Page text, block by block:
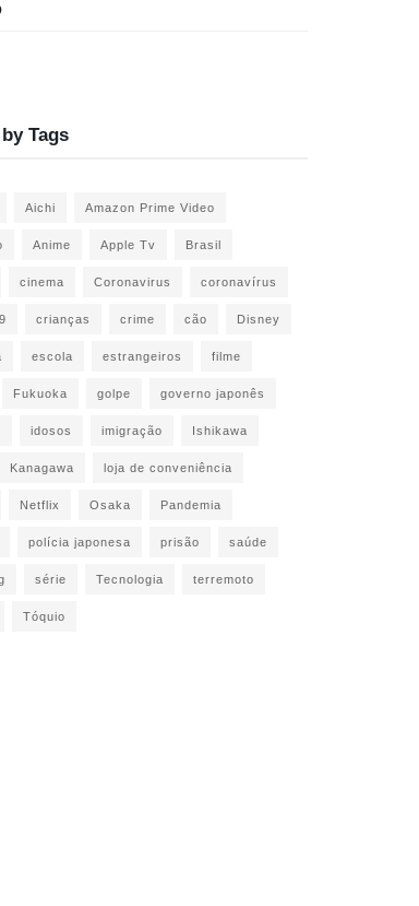
Tags
Aichi Amazon Prime Video
Anime Apple Tv Brasil
cinema Coronavirus coronavírus
crianças crime cão Disney
escola estrangeiros filme
Fukuoka golpe governo japonês
idosos imigração Ishikawa
Kanagawa loja de conveniência
Netflix Osaka Pandemia
polícia japonesa prisão saúde
série Tecnologia terremoto
Tóquio